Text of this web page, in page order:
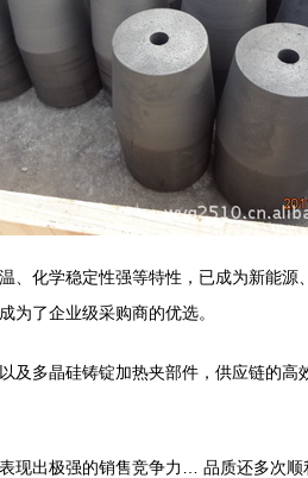
化学稳定性强等特性，已成为新能
为了企业级采购商的优选。
多晶硅铸锭加热夹部件，供应链的
现出极强的销售竞争力… 品质还多次